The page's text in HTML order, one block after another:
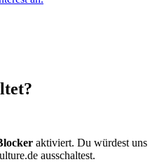
aktiviert. Du würdest uns
ausschaltest.